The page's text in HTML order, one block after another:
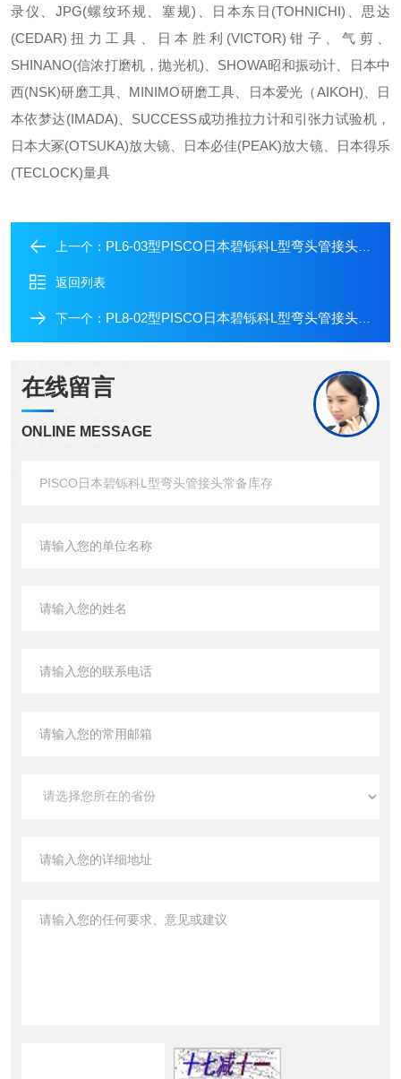
录仪、JPG(螺纹环规、塞规)、日本东日(TOHNICHI)、思达
(CEDAR)扭力工具、日本胜利(VICTOR)钳子、气剪、
SHINANO(信浓打磨机，抛光机)、SHOWA昭和振动计、日本中
西(NSK)研磨工具、MINIMO研磨工具、日本爱光（AIKOH)、日
本依梦达(IMADA)、SUCCESS成功推拉力计和引张力试验机，
日本大冢(OTSUKA)放大镜、日本必佳(PEAK)放大镜、日本得乐
(TECLOCK)量具
上一个： PL6-03型PISCO日本碧铄科L型弯头管接头常备库存
返回列表
下一个： PL8-02型PISCO日本碧铄科L型弯头管接头常备库存
在线留言
ONLINE MESSAGE